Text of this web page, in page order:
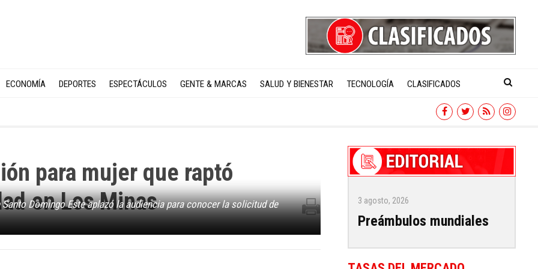
ECONOMÍA DEPORTES ESPECTÁCULOS GENTE & MARCAS SALUD Y BIENESTAR TECNOLOGÍA CLASIFICADOS
para mujer que raptó
en Los Minas
Domingo Este aplazó la audiencia para conocer la solicitud de
3 agosto, 2026
Preámbulos mundiales